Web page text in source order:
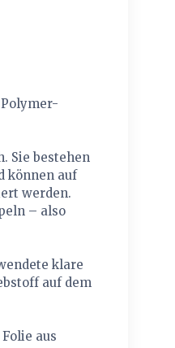
Sie bestehen
können auf
werden.
– also
klare
auf dem
aus